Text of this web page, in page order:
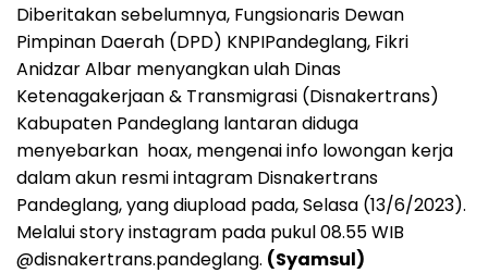
Diberitakan sebelumnya, Fungsionaris Dewan
Pimpinan Daerah (DPD) KNPIPandeglang, Fikri
Anidzar Albar menyangkan ulah Dinas
Ketenagakerjaan & Transmigrasi (Disnakertrans)
Kabupaten Pandeglang lantaran diduga
menyebarkan hoax, mengenai info lowongan kerja
dalam akun resmi intagram Disnakertrans
Pandeglang, yang diupload pada, Selasa (13/6/2023).
Melalui story instagram pada pukul 08.55 WIB
@disnakertrans.pandeglang. (Syamsul)